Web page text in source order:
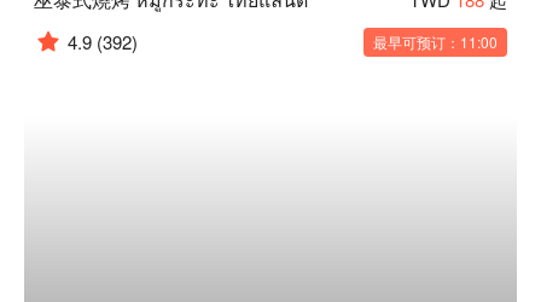
4.9 (392) 最早可预订：11:00